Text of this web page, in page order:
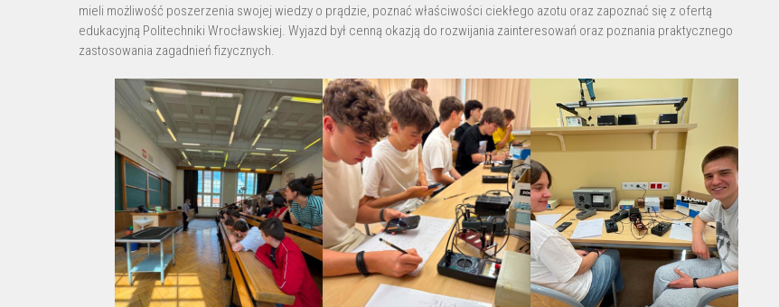
Politechnice
mieli możliwość poszerzenia swojej wiedzy o prądzie, poznać właściwości ciekłego azotu oraz zapoznać się z ofertą
edukacyjną Politechniki Wrocławskiej. Wyjazd był cenną okazją do rozwijania zainteresowań oraz poznania praktycznego
zastosowania zagadnień fizycznych.